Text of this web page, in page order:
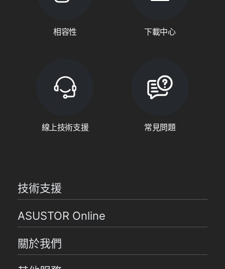
相容性 下載中心
線上技術支援 常見問題
技術支援
ASUSTOR Online
關於我們